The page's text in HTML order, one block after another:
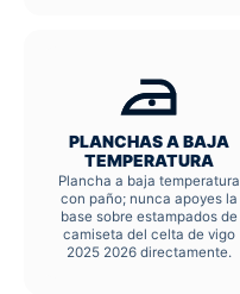
PLANCHAS A BAJA
TEMPERATURA
Plancha a baja temperatura
con paño; nunca apoyes la
base sobre estampados de
camiseta del celta de vigo
2025 2026 directamente.